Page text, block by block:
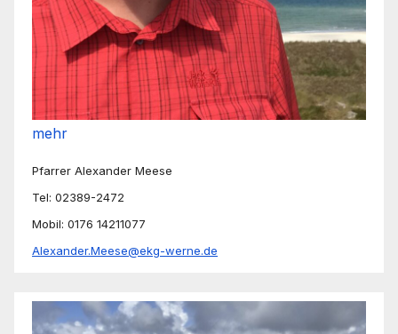
mehr
Pfarrer Alexander Meese
Tel: 02389-2472
Mobil: 0176 14211077
Alexander.Meese@ekg-werne.de